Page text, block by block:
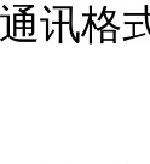
讯格